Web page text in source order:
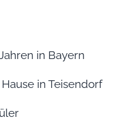
in Bayern
in Teisendorf